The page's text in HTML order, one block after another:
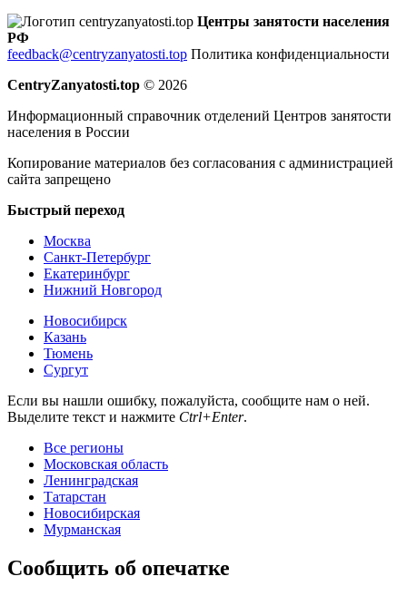
Центры занятости населения
РФ
feedback@centryzanyatosti.top Политика конфиденциальности
CentryZanyatosti.top © 2026
Информационный справочник отделений Центров занятости
населения в России
Копирование материалов без согласования с администрацией
сайта запрещено
Быстрый переход
Москва
Санкт-Петербург
Екатеринбург
Нижний Новгород
Новосибирск
Казань
Тюмень
Сургут
Если вы нашли ошибку, пожалуйста, сообщите нам о ней.
Выделите текст и нажмите Ctrl+Enter.
Все регионы
Московская область
Ленинградская
Татарстан
Новосибирская
Мурманская
Сообщить об опечатке